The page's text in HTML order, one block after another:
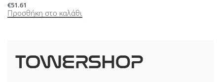
€51.61
Προσθήκη στο καλάθι